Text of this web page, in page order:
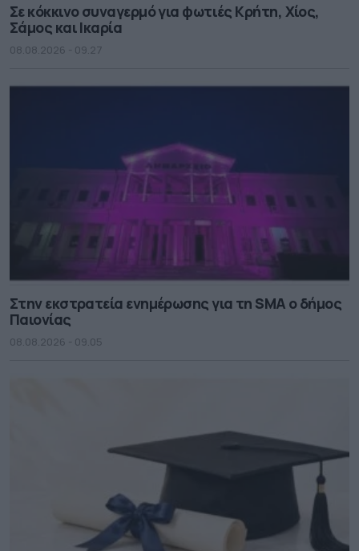
Σε κόκκινο συναγερμό για φωτιές Κρήτη, Χίος,
Σάμος και Ικαρία
08.08.2026 - 09.27
Στην εκστρατεία ενημέρωσης για τη SMA ο δήμος
Παιονίας
08.08.2026 - 09.05